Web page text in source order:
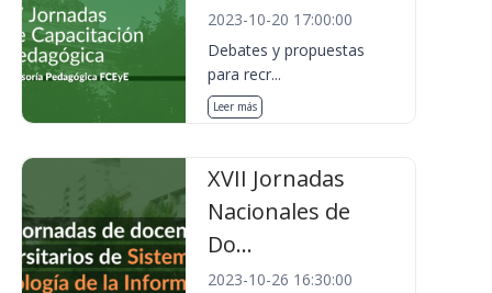
2023-10-20 17:00:00
Debates y propuestas
para recr...
Leer más
XVII Jornadas
Nacionales de
Do...
2023-10-26 16:30:00